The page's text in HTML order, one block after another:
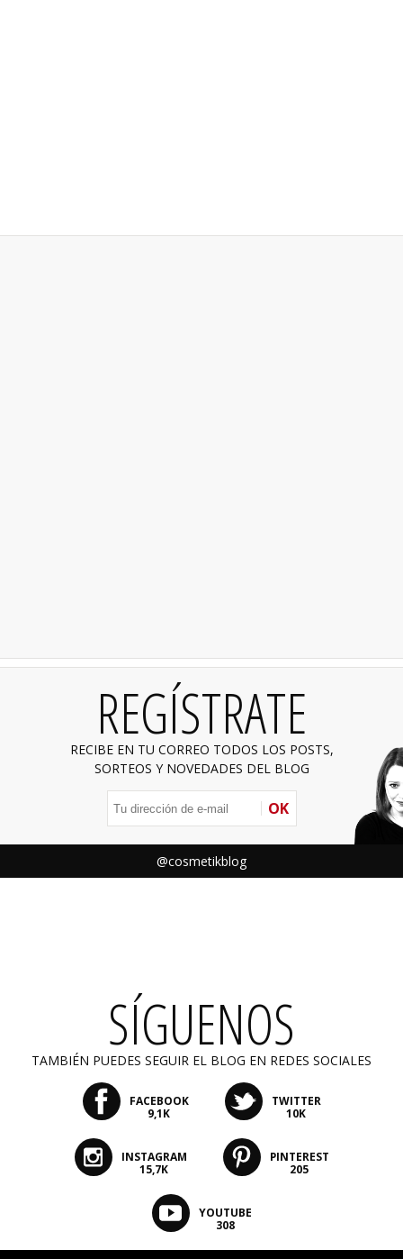
REGÍSTRATE
RECIBE EN TU CORREO TODOS LOS POSTS,
SORTEOS Y NOVEDADES DEL BLOG
OK
@cosmetikblog
SÍGUENOS
TAMBIÉN PUEDES SEGUIR EL BLOG EN REDES SOCIALES
FACEBOOK
9,1K
TWITTER
10K
INSTAGRAM
15,7K
PINTEREST
205
YOUTUBE
308